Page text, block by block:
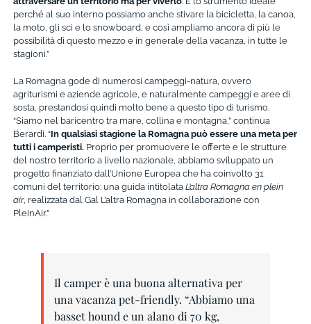
perché al suo interno possiamo anche stivare la bicicletta, la canoa,
la moto, gli sci e lo snowboard, e così ampliamo ancora di più le
possibilità di questo mezzo e in generale della vacanza, in tutte le
stagioni.”
La Romagna gode di numerosi campeggi-natura, ovvero
agriturismi e aziende agricole, e naturalmente campeggi e aree di
sosta, prestandosi quindi molto bene a questo tipo di turismo.
“Siamo nel baricentro tra mare, collina e montagna,” continua
Berardi. “In qualsiasi stagione la Romagna può essere una meta per
tutti i camperisti. Proprio per promuovere le offerte e le strutture
del nostro territorio a livello nazionale, abbiamo sviluppato un
progetto finanziato dall’Unione Europea che ha coinvolto 31
comuni del territorio: una guida intitolataL’altra Romagna en plein
air, realizzata dal Gal L’altra Romagna in collaborazione con
PleinAir.”
Il camper è una buona alternativa per
una vacanza pet-friendly. “Abbiamo una
basset hound e un alano di 70 kg,